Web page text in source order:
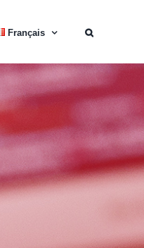
Français